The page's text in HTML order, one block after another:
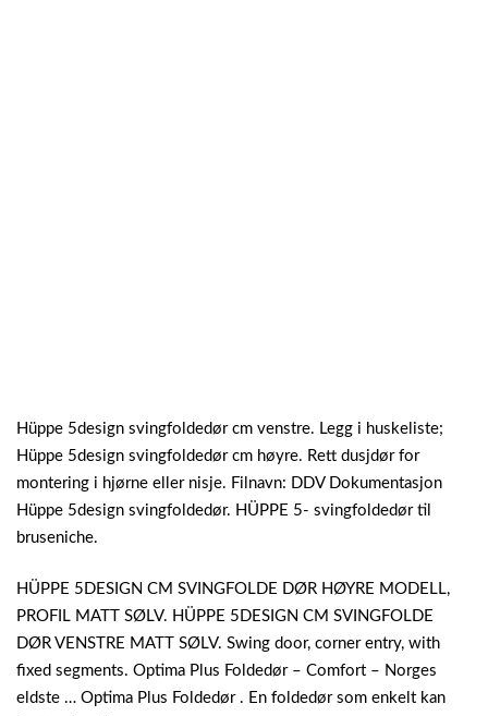
Hüppe 5design svingfoldedør cm venstre. Legg i huskeliste;
Hüppe 5design svingfoldedør cm høyre. Rett dusjdør for
montering i hjørne eller nisje. Filnavn: DDV Dokumentasjon
Hüppe 5design svingfoldedør. HÜPPE 5- svingfoldedør til
bruseniche.
HÜPPE 5DESIGN CM SVINGFOLDE DØR HØYRE MODELL,
PROFIL MATT SØLV. HÜPPE 5DESIGN CM SVINGFOLDE
DØR VENSTRE MATT SØLV. Swing door, corner entry, with
fixed segments. Optima Plus Foldedør – Comfort – Norges
eldste … Optima Plus Foldedør . En foldedør som enkelt kan